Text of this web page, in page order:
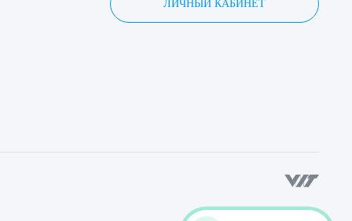
ЛИЧНЫЙ КАБИНЕТ